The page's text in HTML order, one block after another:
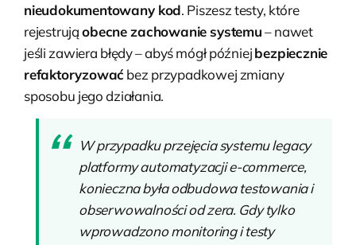
nieudokumentowany kod. Piszesz testy, które
rejestrująobecne zachowanie systemu– nawet
jeśli zawiera błędy – abyś mógł późniejbezpiecznie
refaktoryzować bez przypadkowej zmiany
sposobu jego działania.
W przypadku przejęcia systemu legacy
platformy automatyzacji e-commerce,
konieczna była odbudowa testowania i
obserwowalności od zera. Gdy tylko
wprowadzono monitoring i testy